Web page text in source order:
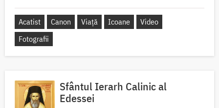
Acatist Canon Viață Icoane
Video
Fotografii
Sfântul Ierarh Calinic al
Edessei